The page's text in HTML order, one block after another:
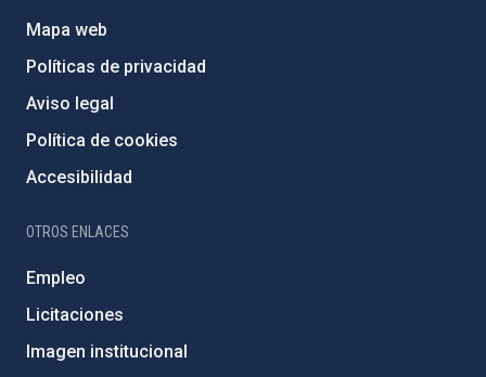
Mapa web
Políticas de privacidad
Aviso legal
Política de cookies
Accesibilidad
OTROS ENLACES
Empleo
Licitaciones
Imagen institucional